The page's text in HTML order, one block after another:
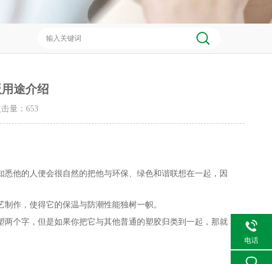
途介绍
量： 653
他的人便会很自然的把他与环保、绿色和谐联想在一起，因
作，使得它的保温与防潮性能独树一帜。
个字，但是如果你把它与其他普通的塑胶归类到一起，那就
电话